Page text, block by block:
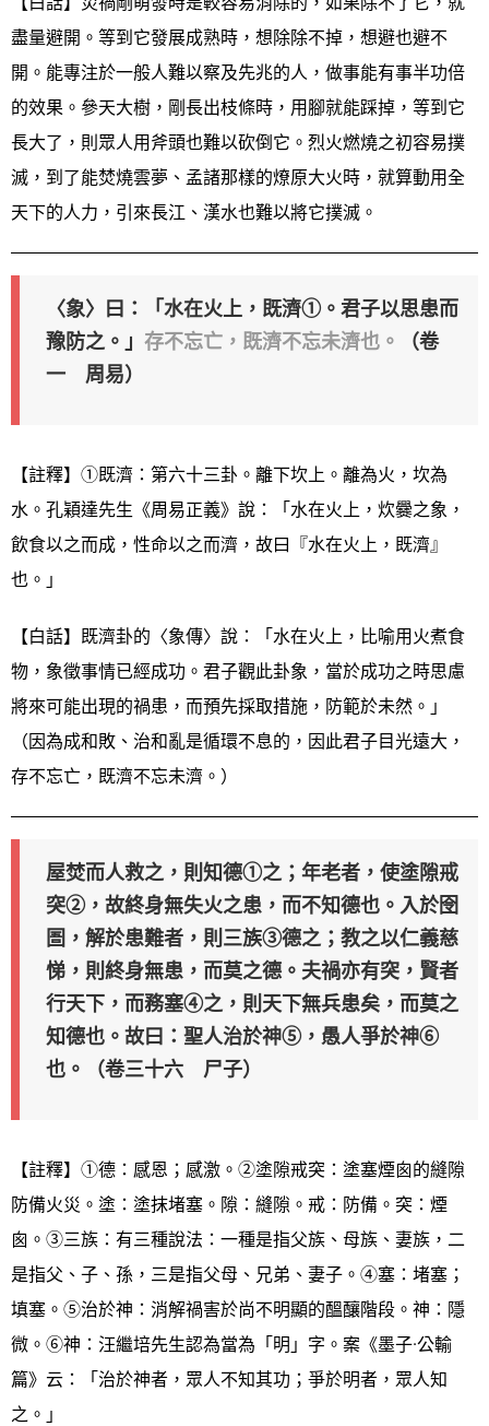
盡量避開。等到它發展成熟時，想除除不掉，想避也避不
開。能專注於一般人難以察及先兆的人，做事能有事半功倍
的效果。參天大樹，剛長出枝條時，用腳就能踩掉，等到它
長大了，則眾人用斧頭也難以砍倒它。烈火燃燒之初容易撲
滅，到了能焚燒雲夢、孟諸那樣的燎原大火時，就算動用全
天下的人力，引來長江、漢水也難以將它撲滅。
〈象〉曰：「水在火上，既濟①。君子以思患而
豫防之。」 存不忘亡，既濟不忘未濟也。
（卷
一 周易）
【註釋】①既濟：第六十三卦。離下坎上。離為火，坎為
水。孔穎達先生《周易正義》說：「水在火上，炊爨之象，
飲食以之而成，性命以之而濟，故曰『水在火上，既濟』
也。」
【白話】既濟卦的〈象傳〉說：「水在火上，比喻用火煮食
物，象徵事情已經成功。君子觀此卦象，當於成功之時思慮
將來可能出現的禍患，而預先採取措施，防範於未然。」
（因為成和敗、治和亂是循環不息的，因此君子目光遠大，
存不忘亡，既濟不忘未濟。）
屋焚而人救之，則知德①之；年老者，使塗隙戒
突②，故終身無失火之患，而不知德也。入於囹
圄，解於患難者，則三族③德之；教之以仁義慈
悌，則終身無患，而莫之德。夫禍亦有突，賢者
行天下，而務塞④之，則天下無兵患矣，而莫之
知德也。故曰：聖人治於神⑤，愚人爭於神⑥
也。（卷三十六 尸子）
【註釋】①德：感恩；感激。②塗隙戒突：塗塞煙囪的縫隙
防備火災。塗：塗抹堵塞。隙：縫隙。戒：防備。突：煙
囪。③三族：有三種說法：一種是指父族、母族、妻族，二
是指父、子、孫，三是指父母、兄弟、妻子。④塞：堵塞；
填塞。⑤治於神：消解禍害於尚不明顯的醞釀階段。神：隱
微。⑥神：汪繼培先生認為當為「明」字。案《墨子·公輸
篇》云：「治於神者，眾人不知其功；爭於明者，眾人知
之。」